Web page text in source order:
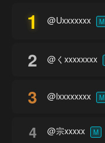
1 @Uxxxxxxx M
2 @くxxxxxxxx
3 @lxxxxxxxx M
4 @宗xxxxx M